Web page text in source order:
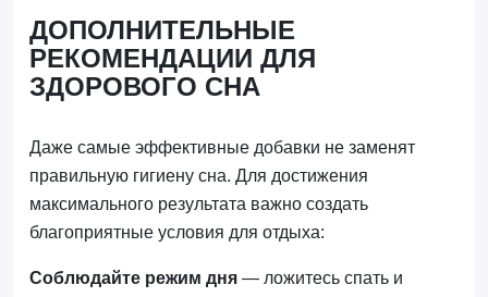
ДОПОЛНИТЕЛЬНЫЕ
РЕКОМЕНДАЦИИ ДЛЯ
ЗДОРОВОГО СНА
Даже самые эффективные добавки не заменят
правильную гигиену сна. Для достижения
максимального результата важно создать
благоприятные условия для отдыха:
Соблюдайте режим дня— ложитесь спать и